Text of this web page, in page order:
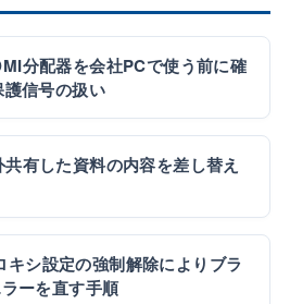
分配器を会社PCで使う前に確
信号の扱い
有した資料の内容を差し替え
キシ設定の強制解除によりブラ
ーを直す手順